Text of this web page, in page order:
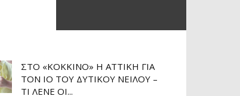
ΣΤΟ «ΚΌΚΚΙΝΟ» Η ΑΤΤΙΚΉ ΓΙΑ
ΤΟΝ ΙΌ ΤΟΥ ΔΥΤΙΚΟΎ ΝΕΊΛΟΥ –
ΤΙ ΛΈΝΕ ΟΙ...